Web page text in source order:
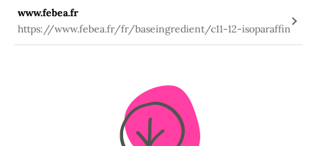
www.febea.fr
https://www.febea.fr/fr/baseingredient/c11-12-isoparaffin